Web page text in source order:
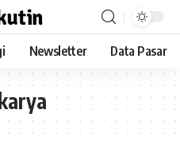
Newsletter Data Pasar